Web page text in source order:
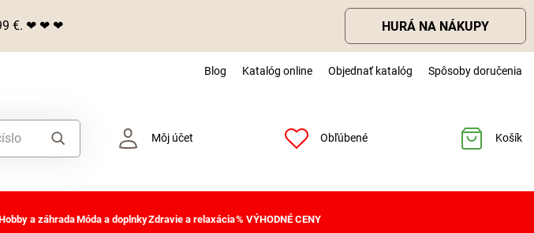
€. ❤ ❤ ❤ HURÁ NA NÁKUPY
Blog Katalóg online Objednať katalóg Spôsoby doručenia
Môj účet Obľúbené Košík
a záhradaMóda a doplnkyZdravie a relaxácia% VÝHODNÉ CENY